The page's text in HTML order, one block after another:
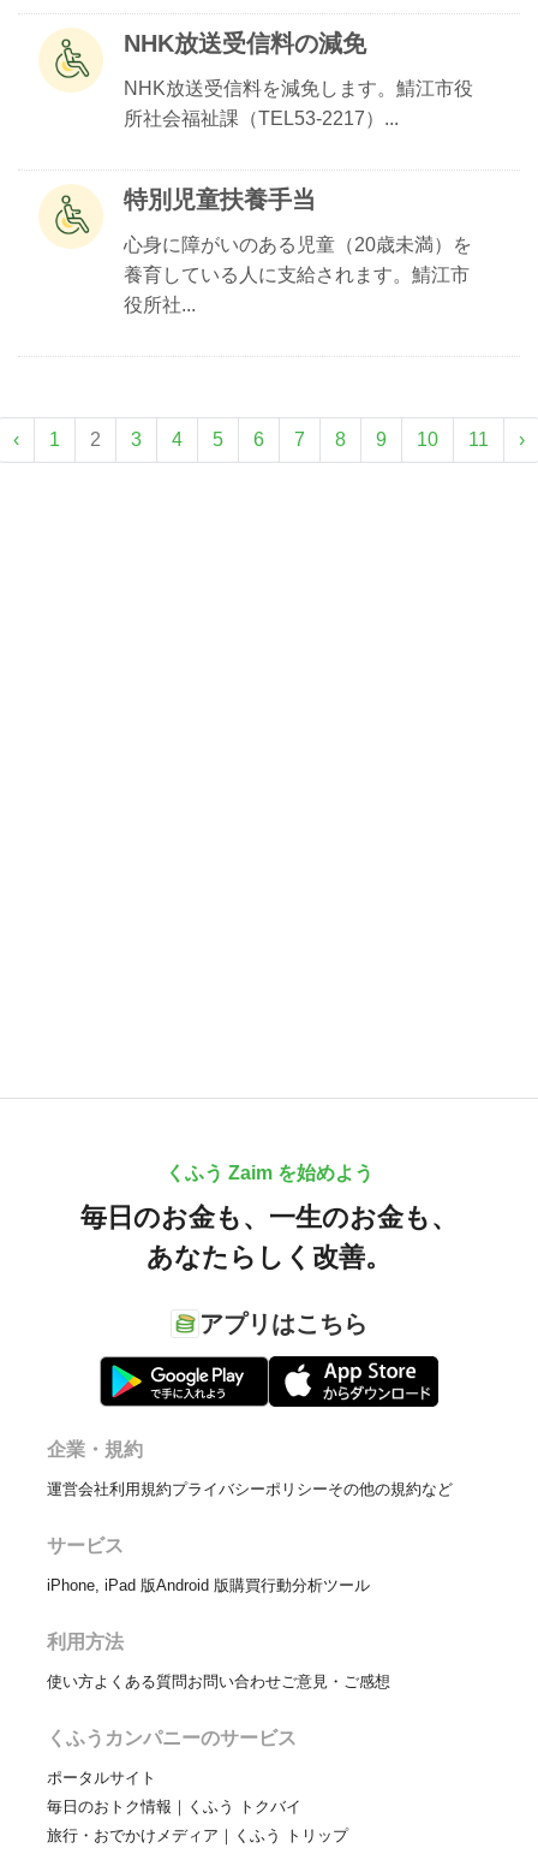
NHK放送受信料の減免
NHK放送受信料を減免します。鯖江市役
所社会福祉課（TEL53-2217）...
特別児童扶養手当
心身に障がいのある児童（20歳未満）を
養育している人に支給されます。鯖江市
役所社...
‹ 1 2 3 4 5 6 7 8 9 10 11 ›
くふう Zaim を始めよう
毎日のお金も、 一生のお金も、
あなたらしく改善。
アプリはこちら
企業・規約
運営会社利用規約プライバシーポリシーその他の規約など
サービス
iPhone, iPad 版Android 版購買行動分析ツール
利用方法
使い方よくある質問お問い合わせご意見・ご感想
くふうカンパニーのサービス
ポータルサイト
毎日のおトク情報｜くふう トクバイ
旅行・おでかけメディア｜くふう トリップ